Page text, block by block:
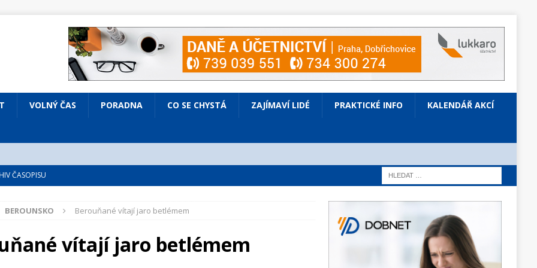
VOLNÝ ČAS PORADNA CO SE CHYSTÁ ZAJÍMAVÍ LIDÉ PRAKTICKÉ INFO KALENDÁŘ AKCÍ
ČASOPISU
VOLNÝ ČAS
Prodaná nevěsta
KULTURA
BEROUNSKO Berouňané vítají jaro betlémem
vítají jaro betlémem